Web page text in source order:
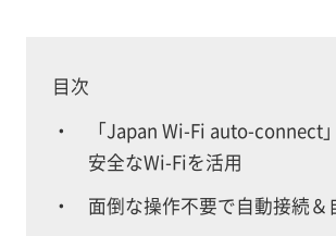
目次
「Japan Wi-Fi auto-connect
安全なWi-Fiを活用
面倒な操作不要で自動接続＆